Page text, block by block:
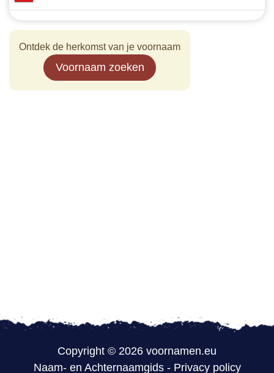
Ontdek de herkomst van je voornaam
Voornaam zoeken
Copyright © 2026 voornamen.eu
Naam- en Achternaamgids- Privacy policy